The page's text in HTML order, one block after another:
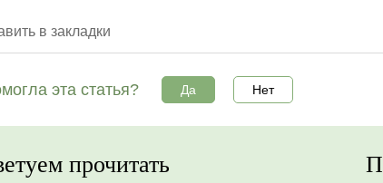
в закладки
эта статья? Да Нет
прочитать